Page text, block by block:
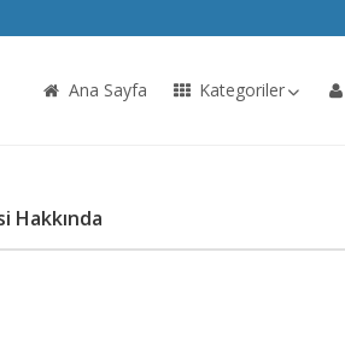
Ana Sayfa Kategoriler
Hakkında